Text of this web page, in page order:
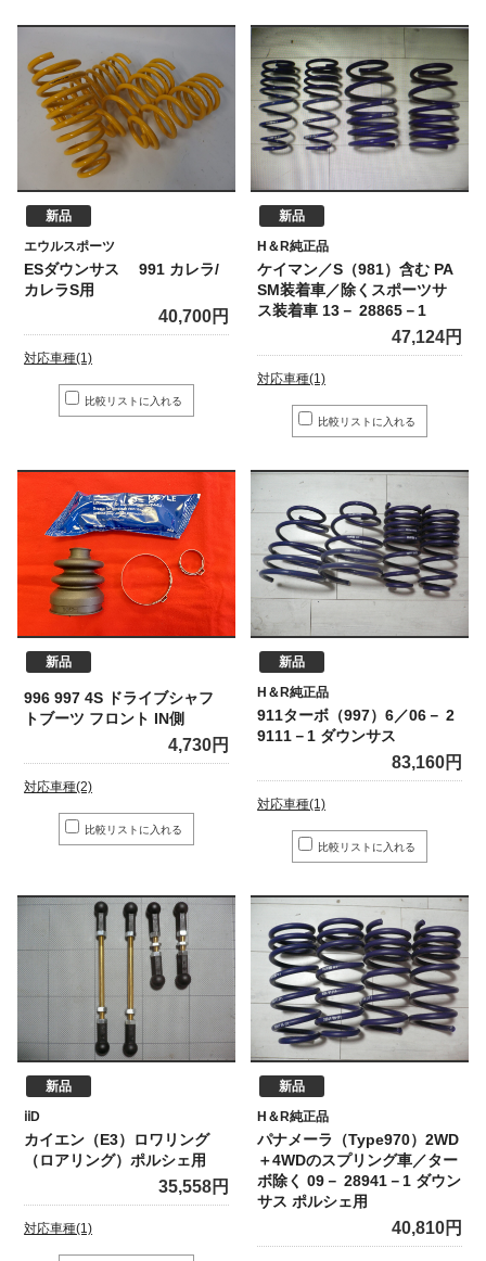
エウルスポーツ
ESダウンサス 991 カレラ/
カレラS用
新品
40,700円
対応車種(1)
H＆R純正品
ケイマン／S（981）含む PA
SM装着車／除くスポーツサ
ス装着車 13－ 28865－1
新品
47,124円
対応車種(1)
996 997 4S ドライブシャフ
トブーツ フロント IN側
新品
4,730円
対応車種(2)
H＆R純正品
911ターボ（997）6／06－ 2
9111－1 ダウンサス
新品
83,160円
対応車種(1)
ⅰⅰD
カイエン（E3）ロワリング
（ロアリング）ポルシェ用
新品
35,558円
対応車種(1)
H＆R純正品
パナメーラ（Type970）2WD
＋4WDのスプリング車／ター
ボ除く 09－ 28941－1 ダウン
サス ポルシェ用
新品
40,810円